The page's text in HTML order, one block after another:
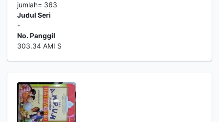
jumlah= 363
Judul Seri
-
No. Panggil
303.34 AMI S